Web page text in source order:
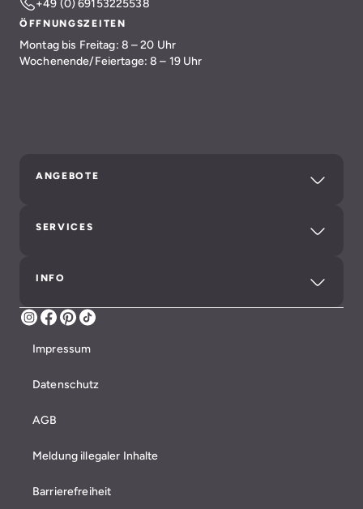
+49 (0) 69153225538
ÖFFNUNGSZEITEN
Montag bis Freitag: 8 – 20 Uhr
Wochenende/Feiertage: 8 – 19 Uhr
ANGEBOTE
SERVICES
INFO
Instagram
Facebook
Pinterest
Impressum
Datenschutz
AGB
Meldung illegaler Inhalte
Barrierefreiheit